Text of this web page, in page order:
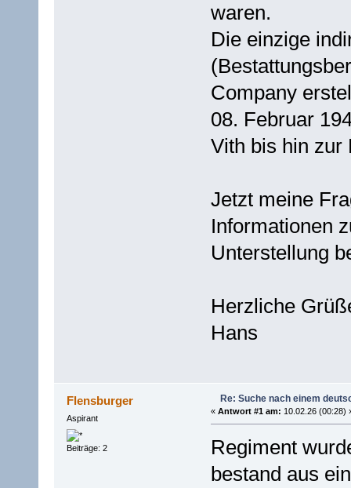
waren.
Die einzige
Company
08. Februar
Vith bis hin zur
Jetzt meine
Informationen
Unterstellung
Herzliche
Hans
Flensburger
Aspirant
Beiträge: 2
Re: Suche nach einem
« Antwort #1 am: 10.02.26 (00:28)
Regiment
bestand aus